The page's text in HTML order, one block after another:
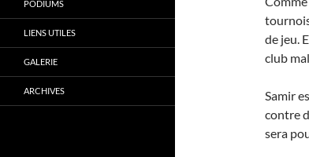
de jeu.
club
Samir
contre
sera
PODIUMS
LIENS UTILES
GALERIE
ARCHIVES